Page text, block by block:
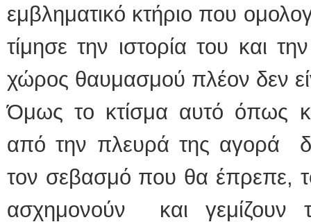
εμβληματικό κτήριο που
τίμησε την ιστορία του και
χώρος θαυμασμού πλέον δεν
Όμως το κτίσμα αυτό όπως
από την πλευρά της αγορά
τον σεβασμό που θα έπρεπε,
ασχημονούν και γεμίζουν